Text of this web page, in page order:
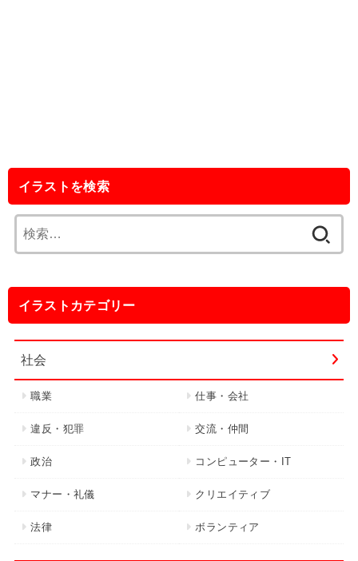
イラストを検索
索:
イラストカテゴリー
社会
職業 仕事・会社
違反・犯罪 交流・仲間
政治 コンピューター・IT
マナー・礼儀 クリエイティブ
法律 ボランティア